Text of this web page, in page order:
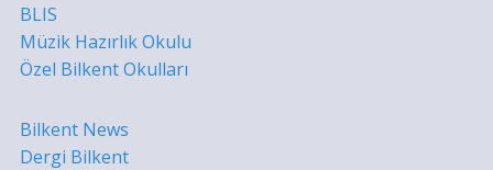
BLIS
Müzik Hazırlık Okulu
Özel Bilkent Okulları
Bilkent News
Dergi Bilkent